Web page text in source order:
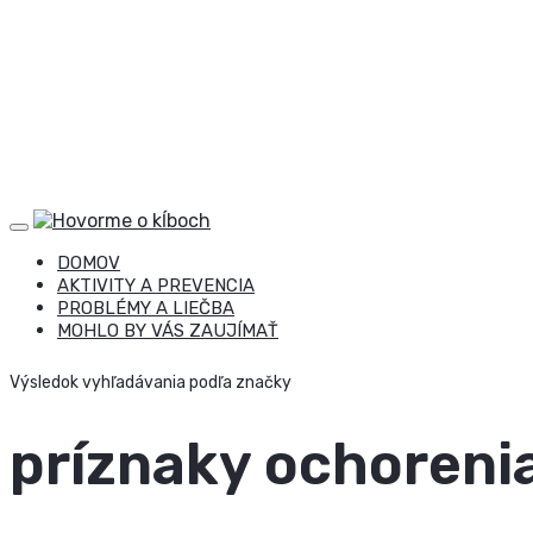
DOMOV
AKTIVITY A PREVENCIA
PROBLÉMY A LIEČBA
MOHLO BY VÁS ZAUJÍMAŤ
Výsledok vyhľadávania podľa značky
príznaky